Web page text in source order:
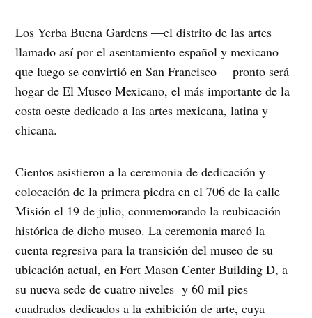
Los Yerba Buena Gardens —el distrito de las artes
llamado así por el asentamiento español y mexicano
que luego se convirtió en San Francisco— pronto será
hogar de El Museo Mexicano, el más importante de la
costa oeste dedicado a las artes mexicana, latina y
chicana.
Cientos asistieron a la ceremonia de dedicación y
colocación de la primera piedra en el 706 de la calle
Misión el 19 de julio, conmemorando la reubicación
histórica de dicho museo. La ceremonia marcó la
cuenta regresiva para la transición del museo de su
ubicación actual, en Fort Mason Center Building D, a
su nueva sede de cuatro niveles y 60 mil pies
cuadrados dedicados a la exhibición de arte, cuya